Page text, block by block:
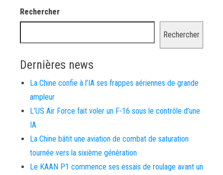
Rechercher
Rechercher
Dernières news
La Chine confie à l’IA ses frappes aériennes de grande
ampleur
L’US Air Force fait voler un F-16 sous le contrôle d’une
IA
La Chine bâtit une aviation de combat de saturation
tournée vers la sixième génération
Le KAAN P1 commence ses essais de roulage avant un